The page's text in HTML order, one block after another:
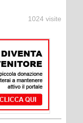
1024 visite